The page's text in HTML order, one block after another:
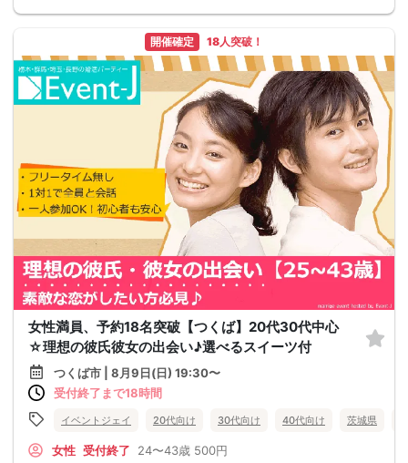
開催確定 18人突破！
女性満員、予約18名突破【つくば】20代30代中心
☆理想の彼氏彼女の出会い♪選べるスイーツ付
つくば市 | 8月9日(日) 19:30〜
受付終了まで18時間
イベントジェイ 20代向け 30代向け 40代向け 茨城県
女性 受付終了 24〜43歳 500円